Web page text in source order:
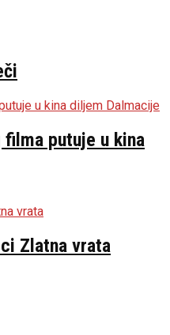
putuje u kina
Zlatna vrata